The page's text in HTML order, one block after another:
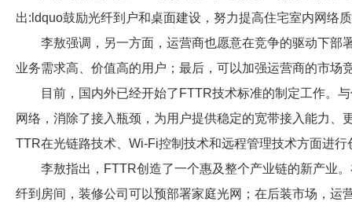
出:ldquo鼓励光纤到户和桌面建设，努力提高住宅室内网络
李敖强调，另一方面，运营商也愿意在竞争的驱动下
业务需求高、价值高的用户；最后，可以加强运营商的市场
目前，国内外已经开始了FTTR技术标准的制定工作。
网络，消除了接入瓶颈，为用户提供稳定的宽带接入能力
TTR在光链路技术、Wi-Fi控制技术和远程管理技术方面进行
李敖指出，FTTR创造了一个惠及整个产业链的新产业
纤到房间，装修公司可以预部署家庭光网；在后装市场，